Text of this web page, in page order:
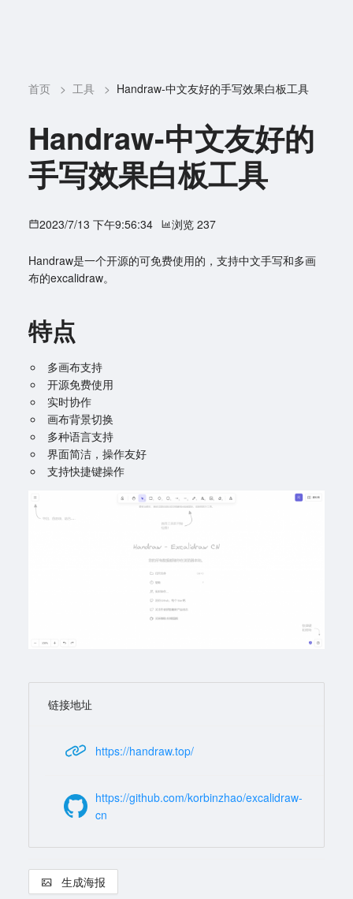
首页 > 工具 > Handraw-中文友好的手写效果白板工具
Handraw-中文友好的
手写效果白板工具
2023/7/13 下午9:56:34 浏览 237
Handraw是一个开源的可免费使用的，支持中文手写和多画
布的excalidraw。
特点
多画布支持
开源免费使用
实时协作
画布背景切换
多种语言支持
界面简洁，操作友好
支持快捷键操作
链接地址
https://handraw.top/
https://github.com/korbinzhao/excalidraw-
cn
生成海报